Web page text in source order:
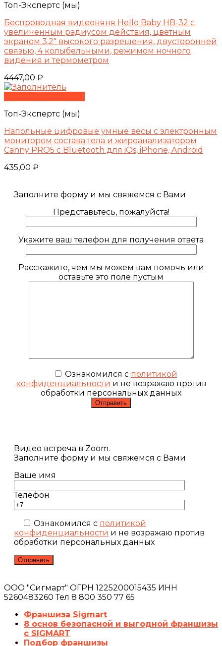
Топ-Экспертс (мы)
Беспроводная видеоняня Hello Baby HB-32 с
увеличенным радиусом действия, цветным
экраном 3,2″ высокого разрешения, двусторонней
связью, 4 колыбельными, режимом ночного
видения и термометром
4447,00 ₽
Топ-Экспертс (мы)
Напольные цифровые умные весы с электронным
монитором состава тела и жироанализатором
Canny PRO5 с Bluetooth для iOs, iPhone, Android
435,00 ₽
Заполните форму и мы свяжемся с Вами
Представьтесь, пожалуйста!
Укажите ваш телефон для получения ответа
Расскажите, чем мы можем вам помочь или
оставьте это поле пустым
Ознакомился с политикой
конфиденциальности и не возражаю против
обработки персональных данных
Видео встреча в Zoom.
Заполните форму и мы свяжемся с Вами
Ваше имя
Телефон
Ознакомился с политикой
конфиденциальности и не возражаю против
обработки персональных данных
ООО "Сигмарт" ОГРН 1225200015435 ИНН
5260483260 Тел 8 800 350 77 65
Франшиза Sigmart
8 основ безопасной и выгодной франшизы
с SIGMART
Подбор франшизы